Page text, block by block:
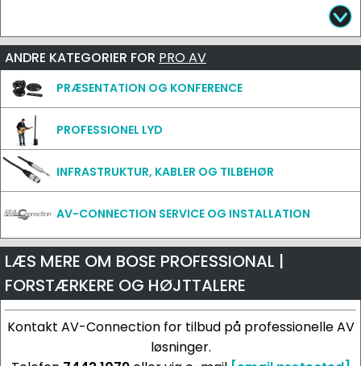
ANDRE KATEGORIER FOR PRO AV
PRÆSENTATION OG KONFERENCE
PROFESSIONEL LYD
INFRASTRUKTUR, KABLER OG TILBEHØR
AV-CONNECTION SERVICE OG INSTALLATION
LÆS MERE OM BOSE PROFESSIONAL |
FORSTÆRKERE OG HØJTTALERE
Kontakt AV-Connection for tilbud på professionelle AV
løsninger.